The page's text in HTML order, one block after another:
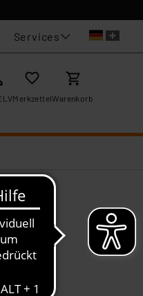
Services
MerkzettelWarenkorb